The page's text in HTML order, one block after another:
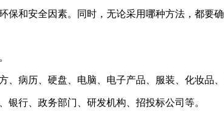
和安全因素。同时，无论采用哪种方法，都要
病历、硬盘、电脑、电子产品、服装、化妆品、
行、政务部门、研发机构、招投标公司等。